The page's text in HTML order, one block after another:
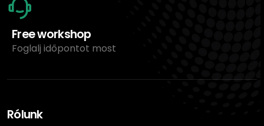
Free workshop
Foglalj időpontot most
Rólunk